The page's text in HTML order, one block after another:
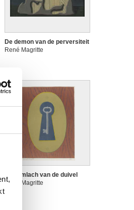
De demon van de perversiteit
René Magritte
De glimlach van de duivel
René Magritte